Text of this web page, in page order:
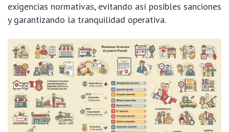
exigencias normativas, evitando así posibles sanciones
y garantizando la tranquilidad operativa.